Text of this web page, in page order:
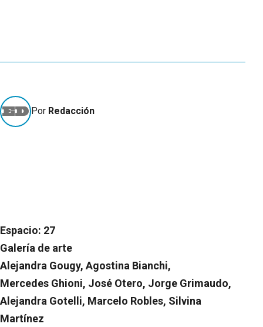
Por Redacción
Espacio: 27
Galería de arte
Alejandra Gougy, Agostina Bianchi,
Mercedes Ghioni, José Otero, Jorge Grimaudo,
Alejandra Gotelli, Marcelo Robles, Silvina
Martínez